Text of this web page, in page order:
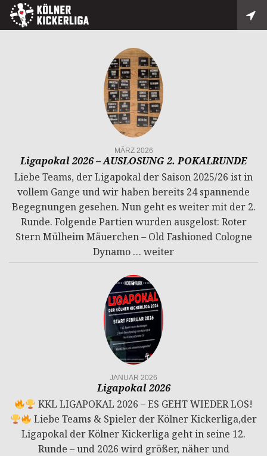
MÄRZ 2026
Ligapokal 2026 – AUSLOSUNG 2. POKALRUNDE
Liebe Teams, der Ligapokal der Saison 2025/26 ist in
vollem Gange und wir haben bereits 24 spannende
Begegnungen gesehen. Nun geht es weiter mit der 2.
Runde. Folgende Partien wurden ausgelost: Roter
Stern Mülheim Mäuerchen – Old Fashioned Cologne
Dynamo … weiter
JANUAR 2026
Ligapokal 2026
KKL LIGAPOKAL 2026 – ES GEHT WIEDER LOS!
Liebe Teams & Spieler der Kölner Kickerliga,der
Ligapokal der Kölner Kickerliga geht in seine 12.
Runde – und 2026 wird größer, näher und